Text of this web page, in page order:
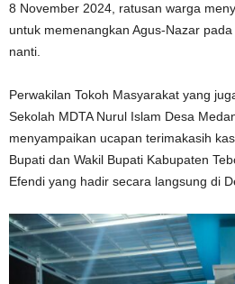
8 November 2024, ratusan warga
untuk memenangkan Agus-Nazar
nanti.
Perwakilan Tokoh Masyarakat yang
Sekolah MDTA Nurul Islam Desa
menyampaikan ucapan terimakasih
Bupati dan Wakil Bupati Kabupaten
Efendi yang hadir secara langsung di